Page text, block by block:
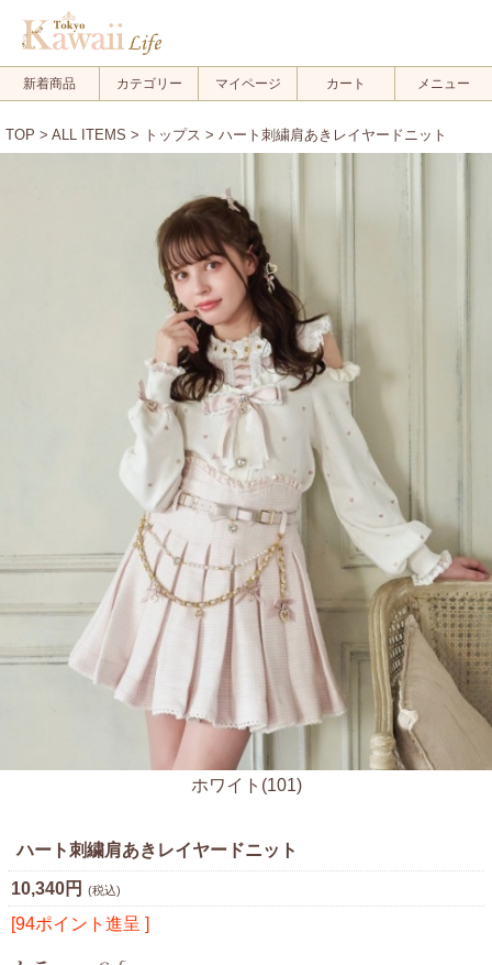
新着商品 カテゴリー マイページ カート メニュー
TOP > ALL ITEMS > トップス > ハート刺繍肩あきレイヤードニット
ホワイト(101)
ハート刺繍肩あきレイヤードニット
10,340円 (税込)
[94ポイント進呈 ]